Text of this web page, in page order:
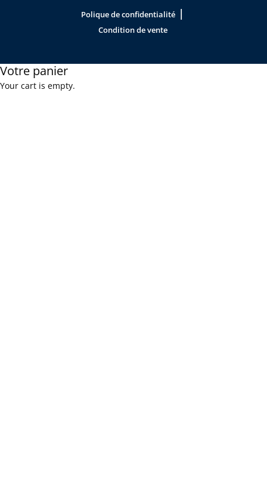
Polique de confidentialité |
Condition de vente
Votre panier
Your cart is empty.